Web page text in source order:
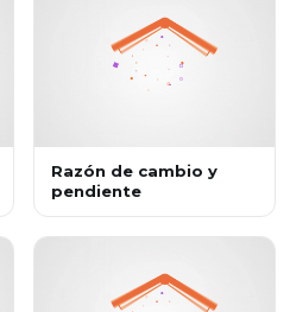
Razón de cambio y
pendiente